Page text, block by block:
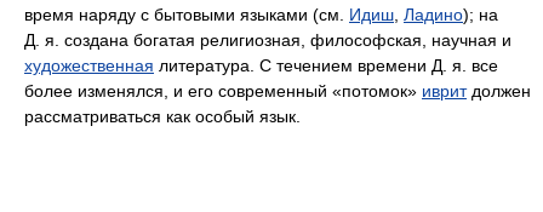
время наряду с бытовыми языками (см. Идиш Ладино); на
Д. я. создана богатая религиозная, философская, научная и
художественная литература. С течением времени Д. я. все
более изменялся, и его современный «потомок» ивритдолжен
рассматриваться как особый язык.